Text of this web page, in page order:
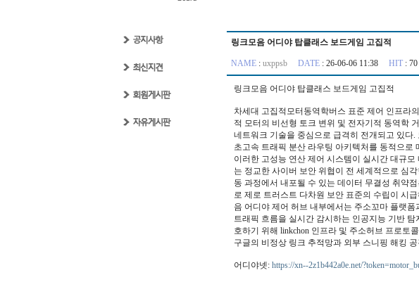
링크모음 어디야 탑클래스 보드게임 고집적
NAME : uxppsb DATE : 26-06-06 11:38 HIT :
링크모음 어디야 탑클래스 보드게임 고집적
차세대 고집적모터동역학버스 표준 제어 인프라
적 모터의 비선형 토크 변위 및 전자기적 동역학
네트워크 기술을 중심으로 급격히 전개되고 있다
초고속 트래픽 분산 라우팅 아키텍처를 동적으
이러한 고성능 연산 제어 시스템이 실시간 대규
는 정교한 사이버 보안 위협이 전 세계적으로 심
동 과정에서 내포될 수 있는 데이터 무결성 취약
로 제로 트러스트 다차원 보안 표준의 수립이 시
음 어디야 제어 허브 내부에서는 주소꼬마 플랫
트래픽 흐름을 실시간 감시하는 인공지능 기반
호하기 위해 linkchon 인프라 및 주소허브 프로토
구글의 비정상 링크 추적망과 외부 스니핑 해킹
어디야넷: https://xn--2z1b442a0e.net/